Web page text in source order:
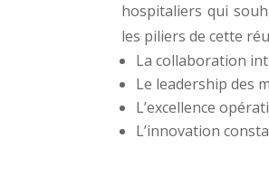
hospitaliers qui
les piliers de cette
La collaboration
Le leadership des
L’excellence
L’innovation